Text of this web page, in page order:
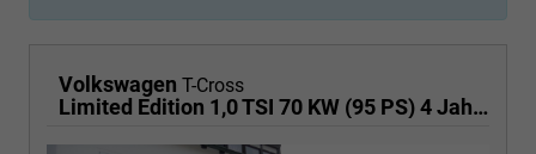
Volkswagen T-Cross
Limited Edition 1,0 TSI 70 KW (95 PS) 4 Jahre Garantie-2x PDC-App Connect-Sofort